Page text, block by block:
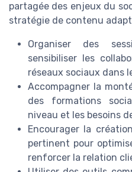
partagée des enjeux du
stratégie de contenu
Organiser des
sensibiliser les
réseaux sociaux dans
Accompagner la
des formations
niveau et les besoins
Encourager la
pertinent pour
renforcer la relation